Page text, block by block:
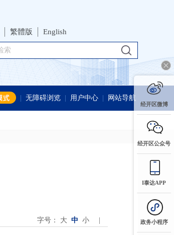
繁體版 English
无障碍浏览 用户中心 网站导航
字号： 大 中 小
经开区微博
经开区公众号
I泰达APP
政务小程序